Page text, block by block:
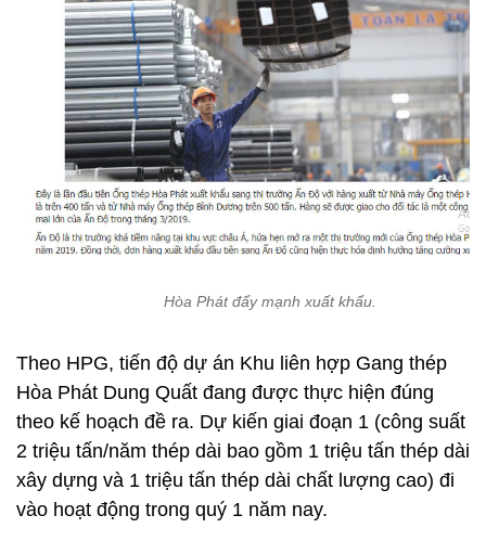
Hòa Phát đẩy mạnh xuất khẩu.
Theo HPG, tiến độ dự án Khu liên hợp Gang thép
Hòa Phát Dung Quất đang được thực hiện đúng
theo kế hoạch đề ra. Dự kiến giai đoạn 1 (công suất
2 triệu tấn/năm thép dài bao gồm 1 triệu tấn thép dài
xây dựng và 1 triệu tấn thép dài chất lượng cao) đi
vào hoạt động trong quý 1 năm nay.